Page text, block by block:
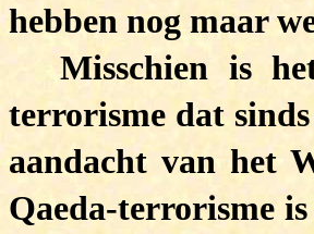
hebben nog maar
Misschien is
terrorisme dat
aandacht van het
Qaeda-terrorisme